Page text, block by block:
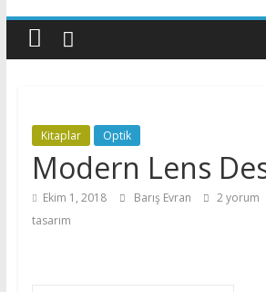
Tasarım
Dair
Her
Şey
Kitaplar Optik
Modern Lens
Ekim 1, 2018 Barış Evran 2 yorum
tasarım